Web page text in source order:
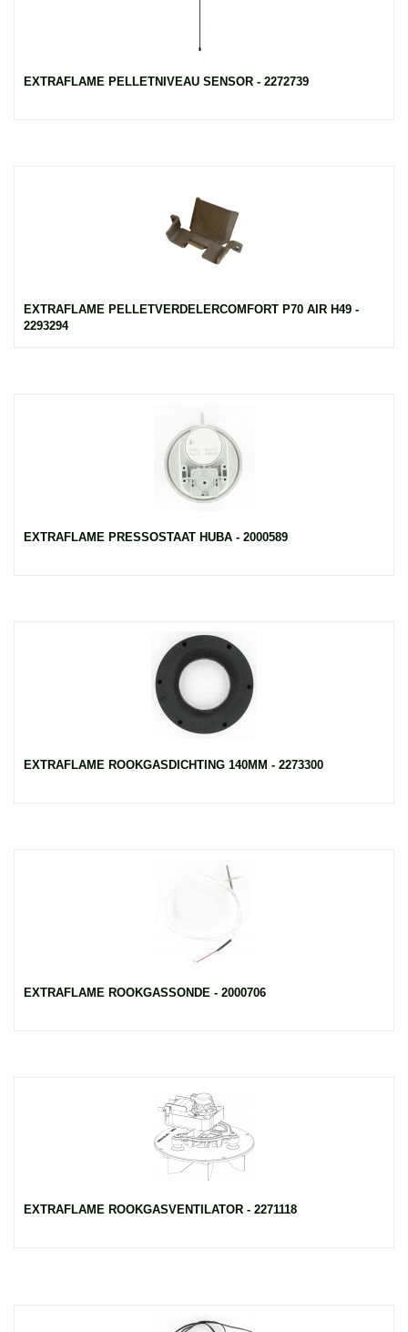
EXTRAFLAME PELLETNIVEAU SENSOR - 2272739
EXTRAFLAME PELLETVERDELERCOMFORT P70 AIR H49 -
2293294
EXTRAFLAME PRESSOSTAAT HUBA - 2000589
EXTRAFLAME ROOKGASDICHTING 140MM - 2273300
EXTRAFLAME ROOKGASSONDE - 2000706
EXTRAFLAME ROOKGASVENTILATOR - 2271118